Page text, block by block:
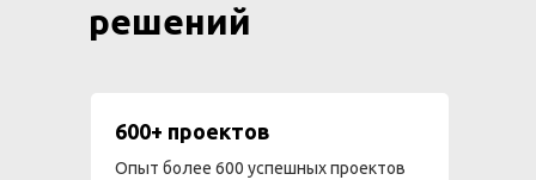
решений
600+ проектов
Опыт более 600 успешных проектов